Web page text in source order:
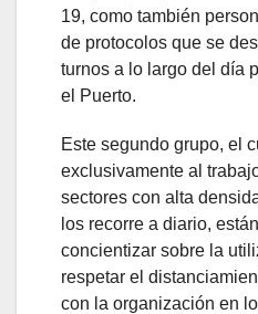
19, como también
de protocolos que se
turnos a lo largo del día
el Puerto.
Este segundo grupo, el
exclusivamente al
sectores con alta
los recorre a diario,
concientizar sobre la
respetar el
con la organización en